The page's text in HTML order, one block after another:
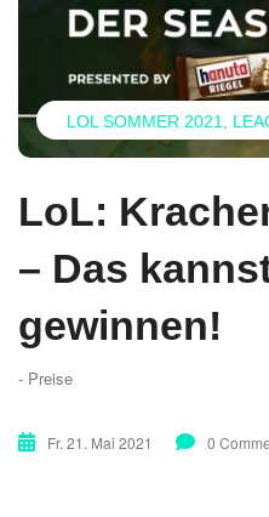
LOL SOMMER 2021
LoL:
– Das
gewinnen!
- Preise
Fr. 21. Mai 2021 0